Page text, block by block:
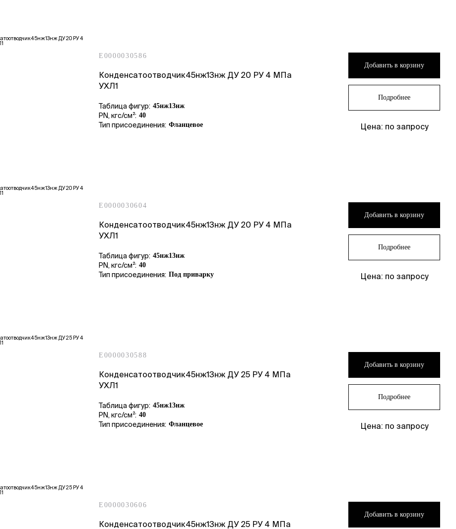
E0000030586
Конденсатоотводчик45нж13нж ДУ 20 РУ 4 МПа
УХЛ1
Таблица фигур: 45нж13нж
PN, кгс/см²: 40
Тип присоединения: Фланцевое
Добавить в корзину
Подробнее
Цена: по запросу
E0000030604
Конденсатоотводчик45нж13нж ДУ 20 РУ 4 МПа
УХЛ1
Таблица фигур: 45нж13нж
PN, кгс/см²: 40
Тип присоединения: Под приварку
Добавить в корзину
Подробнее
Цена: по запросу
E0000030588
Конденсатоотводчик45нж13нж ДУ 25 РУ 4 МПа
УХЛ1
Таблица фигур: 45нж13нж
PN, кгс/см²: 40
Тип присоединения: Фланцевое
Добавить в корзину
Подробнее
Цена: по запросу
E0000030606
Конденсатоотводчик45нж13нж ДУ 25 РУ 4 МПа
Добавить в корзину